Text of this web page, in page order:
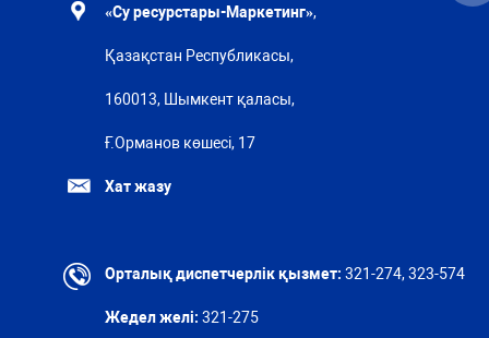
«Су ресурстары-Маркетинг»,
Қазақстан Республикасы,
160013, Шымкент қаласы,
Ғ.Орманов көшесі, 17
Хат жазу
Орталық диспетчерлік қызмет: 321-274, 323-574
Жедел желі: 321-275